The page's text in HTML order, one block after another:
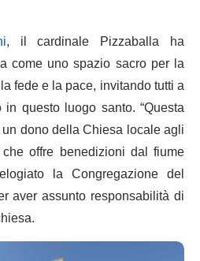
, il cardinale Pizzaballa ha
come uno spazio sacro per la
fede e la pace, invitando tutti a
questo luogo santo. “Questa
dono della Chiesa locale agli
offre benedizioni dal fiume
la Congregazione del
aver assunto responsabilità di